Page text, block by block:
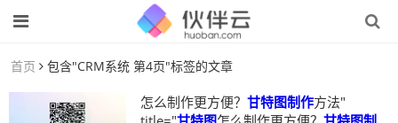
首页 包含"CRM系统 第4页"标签的文章
怎么制作更方便？ 甘特图制作方法"